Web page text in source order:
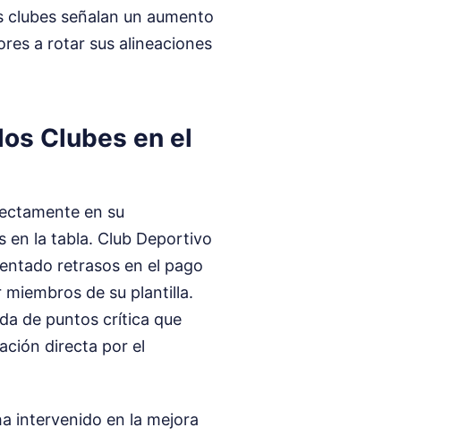
señalan un aumento
a rotar sus alineaciones
Clubes en el
en su
en la tabla. Club Deportivo
retrasos en el pago
de su plantilla.
de puntos crítica que
directa por el
intervenido en la mejora